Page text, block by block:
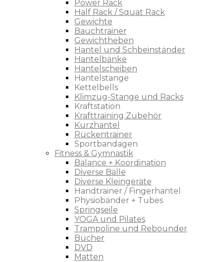
Power Rack
Half Rack / Squat Rack
Gewichte
Bauchtrainer
Gewichtheben
Hantel und Schbeinständer
Hantelbänke
Hantelscheiben
Hantelstange
Kettelbells
Klimzug-Stange und Racks
Kraftstation
Krafttraining Zubehör
Kurzhantel
Rückentrainer
Sportbandagen
Fitness & Gymnastik
Balance + Koordination
Diverse Bälle
Diverse Kleingeräte
Handtrainer / Fingerhantel
Physiobänder + Tubes
Springseile
YOGA und Pilates
Trampoline und Rebounder
Bücher
DVD
Matten